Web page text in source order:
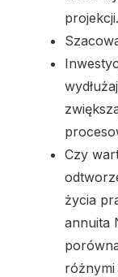
projekcji.
Czy
życia
annuita
różnymi